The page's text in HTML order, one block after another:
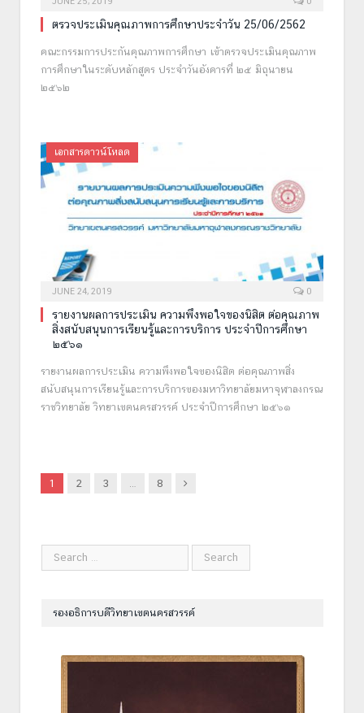
ตรวจประเมินคุณภาพการศึกษาประจำวัน 25/06/2562
คณะกรรมการประกันคุณภาพการศึกษา เข้าตรวจประเมินคุณภาพ
การศึกษาในระดับหลักสูตร ประจำวันอังคารที่ ๒๕ มิถุนายน
๒๕๖๒
เอกสารดาวน์โหลด
JUNE 24, 2019 0
รายงานผลการประเมิน ความพึงพอใจของนิสิต ต่อคุณภาพ
สิ่งสนับสนุนการเรียนรู้และการบริการ ประจำปีการศึกษา
๒๕๖๑
รายงานผลการประเมิน ความพึงพอใจของนิสิต ต่อคุณภาพสิ่ง
สนับสนุนการเรียนรู้และการบริการของมหาวิทยาลัยมหาจุฬาลงกรณ
ราชวิทยาลัย วิทยาเขตนครสวรรค์ ประจำปีการศึกษา ๒๕๖๑
1 2 3 … 8 Next
รองอธิการบดีวิทยาเขตนครสวรรค์